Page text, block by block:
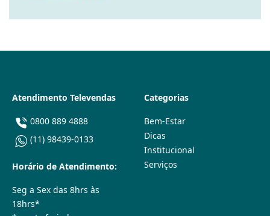
Atendimento Televendas
0800 889 4888
(11) 98439-0133
Horário de Atendimento:
Seg a Sex das 8hrs às
18hrs*
Categorias
Bem-Estar
Dicas
Institucional
Serviços